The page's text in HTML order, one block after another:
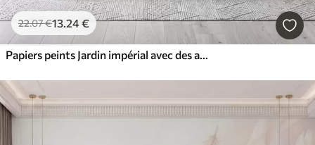
22.07€13.24€
Papiers peints Jardin impérial avec des animaux de style oriental : singe, léopard, tigre, paon et héron